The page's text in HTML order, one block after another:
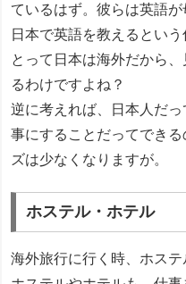
ているはず。彼らは英語が
日本で英語を教えるとい
とって日本は海外だから
るわけですよね？
逆に考えれば、日本人だ
事にすることだってでき
ズは少なくなりますが。
ホステル・ホテル
海外旅行に行く時、ホス